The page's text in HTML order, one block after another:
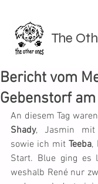
The
Bericht vom
Gebenstorf
An diesem Tag
Shady, Jasmin mit
sowie ich mit Teeba,
Start. Blue ging es
weshalb René nur